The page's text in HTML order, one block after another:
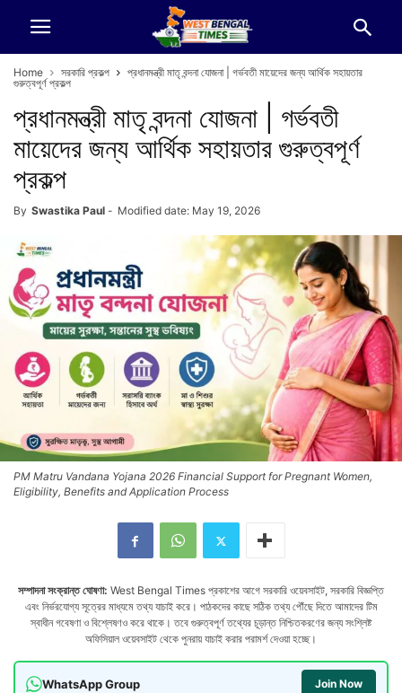
Home সরকারি প্রকল্প
প্রধানমন্ত্রী মাতৃ বন্দনা যোজনা | গর্ভবতী মায়েদের জন্য আর্থিক সহায়তার
গুরুত্বপূর্ণ প্রকল্প
প্রধানমন্ত্রী মাতৃ বন্দনা যোজনা | গর্ভবতী
মায়েদের জন্য আর্থিক সহায়তার গুরুত্বপূর্ণ
প্রকল্প
By Swastika Paul - Modified date: May 19, 2026
PM Matru Vandana Yojana 2026 Financial Support for Pregnant Women,
Eligibility, Benefits and Application Process
সম্পাদনা সংক্রান্ত ঘোষণা: West Bengal Times প্রকাশের আগে সরকারি ওয়েবসাইট, সরকারি বিজ্ঞপ্তি
এবং নির্ভরযোগ্য সূত্রের মাধ্যমে তথ্য যাচাই করে। পাঠকদের কাছে সঠিক তথ্য পৌঁছে দিতে আমাদের টিম
স্বাধীন গবেষণা ও বিশ্লেষণও করে থাকে। তবে গুরুত্বপূর্ণ তথ্যের চূড়ান্ত নিশ্চিতকরণের জন্য সংশ্লিষ্ট
অফিসিয়াল ওয়েবসাইট থেকে পুনরায় যাচাই করার পরামর্শ দেওয়া হচ্ছে।
WhatsApp Group Join Now